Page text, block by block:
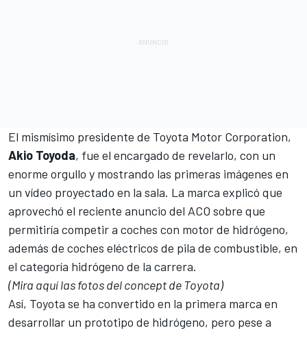
El mismísimo presidente de Toyota Motor Corporation,
Akio Toyoda, fue el encargado de revelarlo, con un
enorme orgullo y mostrando las primeras imágenes en
un vídeo proyectado en la sala. La marca explicó que
aprovechó el reciente anuncio del ACO sobre que
permitiría competir a coches con motor de hidrógeno,
además de coches eléctricos de pila de combustible, en
el categoría hidrógeno de la carrera.
(Mira aquí las fotos del concept de Toyota)
Así, Toyota se ha convertido en la primera marca en
desarrollar un prototipo de hidrógeno, pero pese a